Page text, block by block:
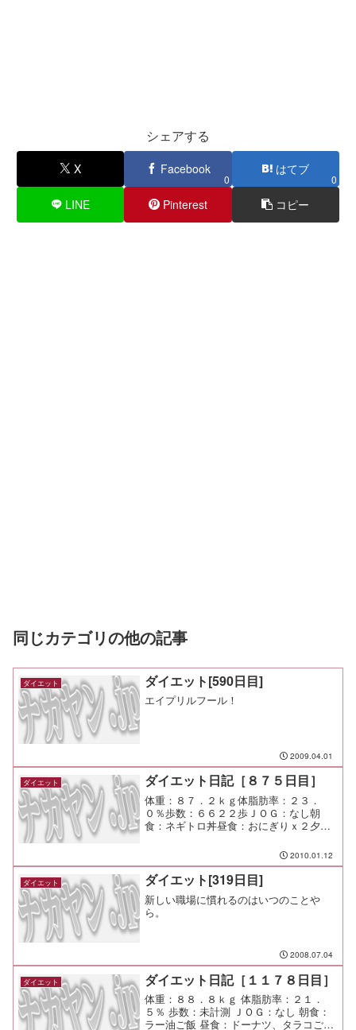
シェアする
X Facebook
0
はてブ
0
LINE Pinterest コピー
同じカテゴリの他の記事
ダイエット ダイエット[590日目]
エイプリルフール！
2009.04.01
ダイエット ダイエット日記［８７５日目］
体重：８７．２ｋｇ体脂肪率：２３．
０％歩数：６６２２歩ＪＯＧ：なし朝
食：ネギトロ丼昼食：おにぎりｘ２夕
2010.01.12
ダイエット ダイエット[319日目]
新しい職場に慣れるのはいつのことや
ら。
2008.07.04
ダイエット ダイエット日記［１１７８日目］
体重：８８．８ｋｇ 体脂肪率：２１．
５％ 歩数：未計測 ＪＯＧ：なし 朝食：
ラー油ご飯 昼食：ドーナツ、タラコご飯